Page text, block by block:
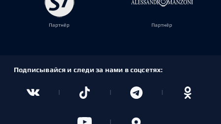
Партнёр Партнёр
Подписывайся и следи за нами в соцсетях: